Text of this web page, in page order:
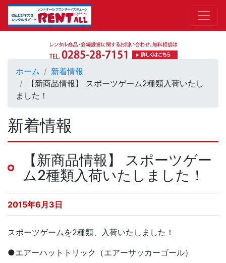
ホーム
新着情報
【新商品情報】 スポーツゲーム2種類入荷いたし
ました！
新着情報
【新商品情報】 スポーツゲー
ム2種類入荷いたしました！
2015年6月3日
スポーツゲームを2種類、入荷いたしました！
●エアーハットトリック（エアーサッカーゴール）